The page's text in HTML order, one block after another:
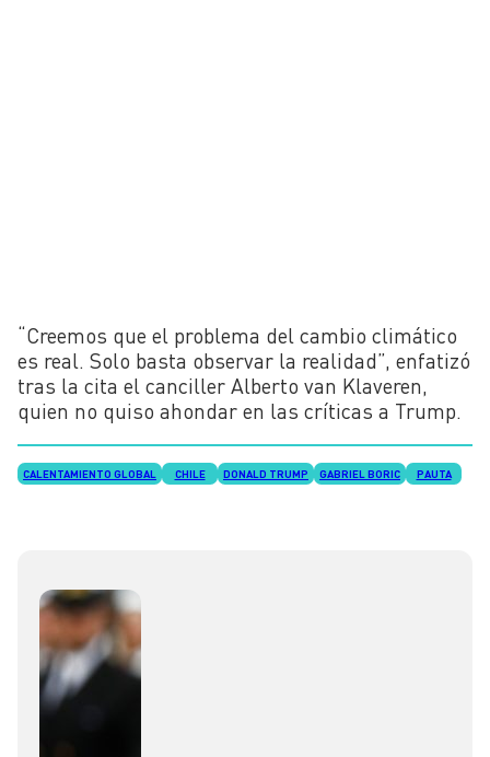
“Creemos que el problema del cambio climático
es real. Solo basta observar la realidad”, enfatizó
tras la cita el canciller Alberto van Klaveren,
quien no quiso ahondar en las críticas a Trump.
CALENTAMIENTO GLOBAL CHILE DONALD TRUMP GABRIEL BORIC PAUTA